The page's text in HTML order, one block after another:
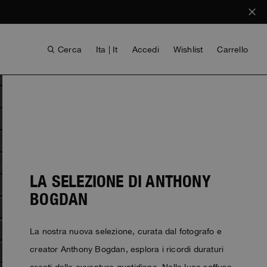
INVISIBLE CITIES EVERYDAY WEAR
INVISIBLE CITIES EVERYDAY WEAR
Cerca Ita | It Accedi Wishlist Carrello
LA SELEZIONE DI ANTHONY
BOGDAN
La nostra nuova selezione, curata dal fotografo e
creator Anthony Bogdan, esplora i ricordi duraturi